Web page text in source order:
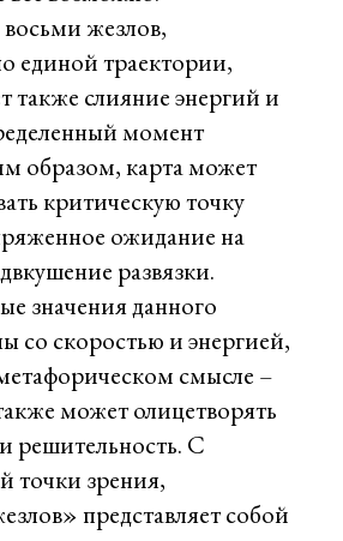
жезлов,
единой траектории,
также слияние энергий и
момент
образом, карта может
критическую точку
ожидание на
развязки.
значения данного
со скоростью и энергией,
смысле –
может олицетворять
решительность. С
точки зрения,
представляет собой